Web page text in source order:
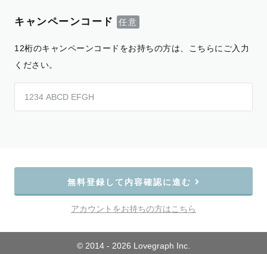
キャンペーンコード
12桁のキャンペーンコードをお持ちの方は、こちらにご入力
ください。
無料登録して内容確認に進む
アカウントをお持ちの方はこちら
© 2014 - 2026 Lovegraph Inc.